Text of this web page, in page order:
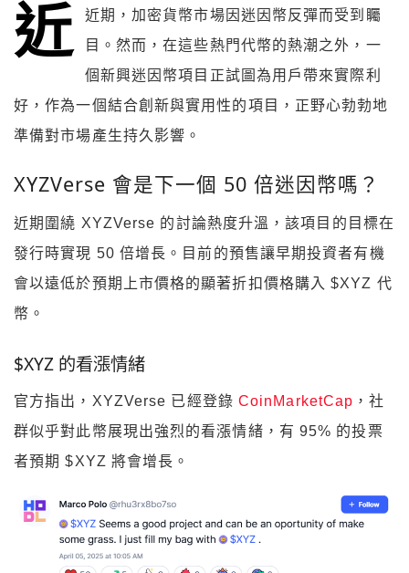
近
近期，加密貨幣市場因迷因幣反彈而受到矚
目。然而，在這些熱門代幣的熱潮之外，一
個新興迷因幣項目正試圖為用戶帶來實際利
好，作為一個結合創新與實用性的項目，正野心勃勃地
準備對市場產生持久影響。
XYZVerse 會是下一個 50 倍迷因幣嗎？
近期圍繞 XYZVerse 的討論熱度升溫，該項目的目標在
發行時實現 50 倍增長。目前的預售讓早期投資者有機
會以遠低於預期上市價格的顯著折扣價格購入 $XYZ 代
幣。
$XYZ 的看漲情緒
官方指出，XYZVerse 已經登錄 CoinMarketCap ，社
群似乎對此幣展現出強烈的看漲情緒，有 95% 的投票
者預期 $XYZ 將會增長。